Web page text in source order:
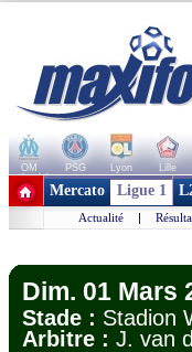
OM PSG Lyon Lille
+ de clubs
Mercato Ligue 1
Actualité |
Dim. 01 Mars
Stade : Stadion
Arbitre : J. van